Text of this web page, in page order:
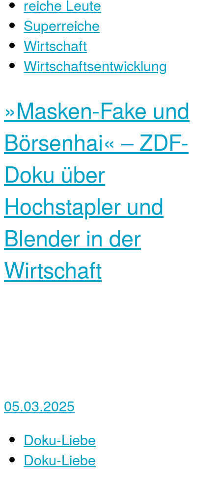
reiche Leute
Superreiche
Wirtschaft
Wirtschaftsentwicklung
»Masken-Fake und
Börsenhai« – ZDF-
Doku über
Hochstapler und
Blender in der
Wirtschaft
05.03.2025
Doku-Liebe
Doku-Liebe